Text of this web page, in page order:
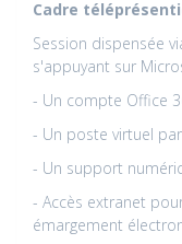
Cadre
Session dispensée
s'appuyant sur
- Un compte Office
- Un poste virtuel
- Un support
- Accès extranet
émargement